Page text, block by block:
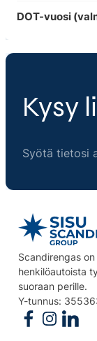
DOT-vuosi
Kysy
Syötä tietosi
Scandirengas
henkilöautoista
suoraan perille.
Y-tunnus:
Follow us on
Follow